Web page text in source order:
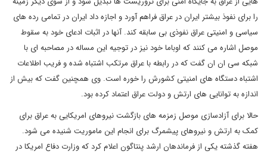
را برای نفوذ بیشتر ایران در عراق فراهم آورد و اجازه داد ایران در تمامی رده های
سیاسی و امنیتی عراق نفوذی بی سابقه کند. آنها در اثبات ادعای خود به سقوط
موصل اشاره می کنند که اوباما خود نیز در توجیه این مساله در مصاحبه ای با
شبکه سی ان ان گفت که در رابطه با عراق مرتکب اشتباه شده و فریب اطلاعات
اشتباه دستگاه های امنیتی کشورش را خوره است. وی همچنین گفت که بیش از
اندازه به توانایی های ارتش و دولت عراق اعتماد کرده بود.
حالا برای آزادسازی موصل زمزمه های بازگشت نیروهای امریکایی به عراق برای
کمک به ارتش و نیروهای پیشمرگ برای انجام این ماموریت شنیده می شود.
هفته گذشته یکی از فرماندهان ارشد پنتاگون اعلام کرد که وزارت دفاع امریکا در